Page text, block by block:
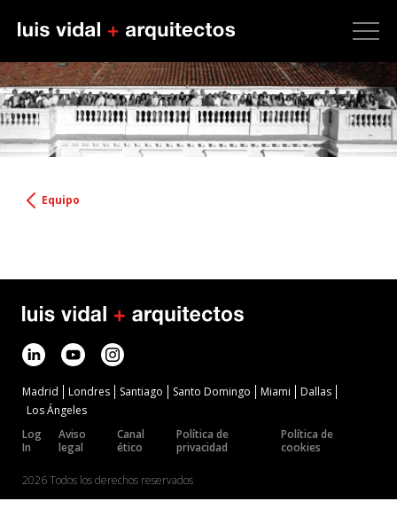
Equipo
Madrid Londres Santiago Santo Domingo Miami
Dallas
Los Ángeles
Log
In
Aviso
legal
Canal
ético
Política de
privacidad
Política de
cookies
2026 Todos los derechos reservados